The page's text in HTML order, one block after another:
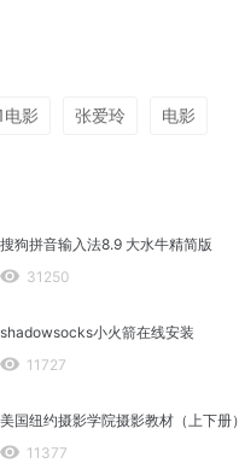
电影 张爱玲 电影
搜狗拼音输入法8.9 大水牛精简版
31250
shadowsocks小火箭在线安装
11727
美国纽约摄影学院摄影教材（上下册
11377